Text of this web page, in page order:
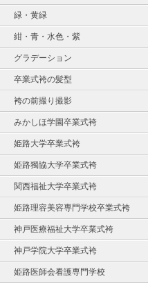
緑・黄緑
紺・青・水色・紫
グラデーション
卒業式袴の髪型
袴の前撮り撮影
みかしほ学園卒業式袴
姫路大学卒業式袴
姫路獨協大学卒業式袴
関西福祉大学卒業式袴
姫路理容美容専門学校卒業式袴
神戸医療福祉大学卒業式袴
神戸学院大学卒業式袴
姫路医師会看護専門学校